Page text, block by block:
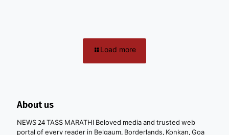
Load more
About us
NEWS 24 TASS MARATHI Beloved media and trusted web
portal of every reader in Belgaum, Borderlands, Konkan, Goa